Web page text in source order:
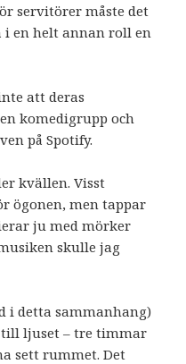
servitörer måste det
en helt annan roll en
att deras
komedigrupp och
på Spotify.
kvällen. Visst
ögonen, men tappar
ju med mörker
skulle jag
i detta sammanhang)
ljuset – tre timmar
sett rummet. Det